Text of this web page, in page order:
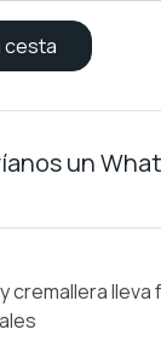
cesta
un
cremallera